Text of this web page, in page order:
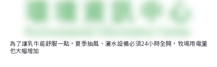
為了讓乳牛能舒服一點，夏季抽風、灑水設備必須24小時全開，牧場用電量
也大幅增加